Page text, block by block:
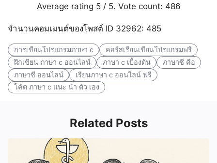
Average rating 5/ 5. Vote count: 486
จำนวนคอมเมนต์ของโพสต์ ID 32962: 485
การเขียนโปรแกรมภาษา c
คอร์สเรียนเขียนโปรแกรมฟรี
ฝึกเขียน ภาษา c ออนไลน์
ภาษา c เบื้องต้น
ภาษาซี คือ
ภาษาซี ออนไลน์
เรียนภาษา c ออนไลน์ ฟรี
โค้ด ภาษา c แนะ นํา ตัว เอง
Related Posts